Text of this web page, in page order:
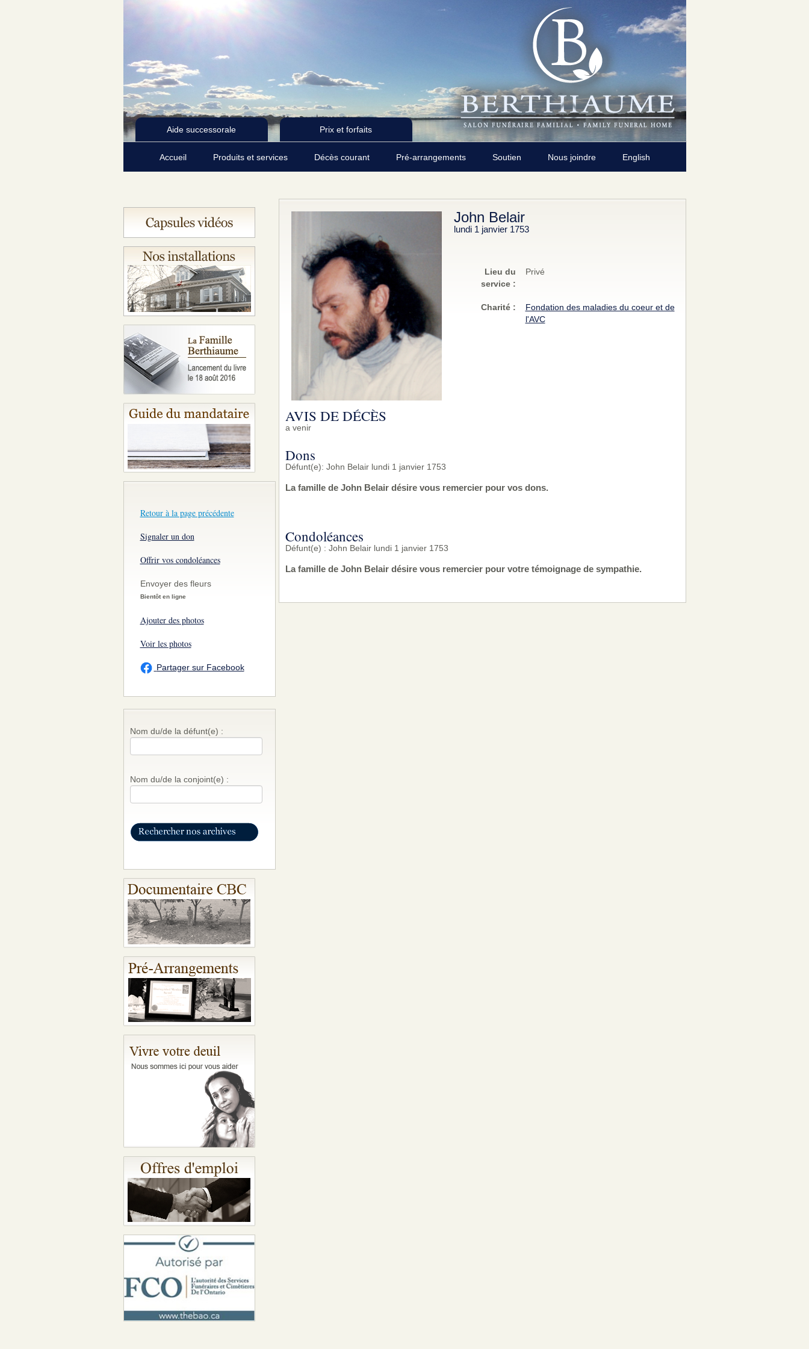
Aide successorale Prix et forfaits
Accueil Produits et services Décès courant Pré-arrangements Soutien Nous joindre English
Retour à la page précédente
Signaler un don
Offrir vos condoléances
Envoyer des fleurs
Bientôt en ligne
Ajouter des photos
Voir les photos
Partager sur Facebook
Nom du/de la défunt(e) :
Nom du/de la conjoint(e) :
John Belair
lundi 1 janvier 1753
Lieu du
service :
Privé
Charité:
Fondation des maladies du coeur et de
l'AVC
AVIS DE DÉCÈS
a venir
Dons
Défunt(e): John Belair lundi 1 janvier 1753
La famille de John Belair désire vous remercier pour vos dons.
Condoléances
Défunt(e) : John Belair lundi 1 janvier 1753
La famille de John Belair désire vous remercier pour votre témoignage de sympathie.